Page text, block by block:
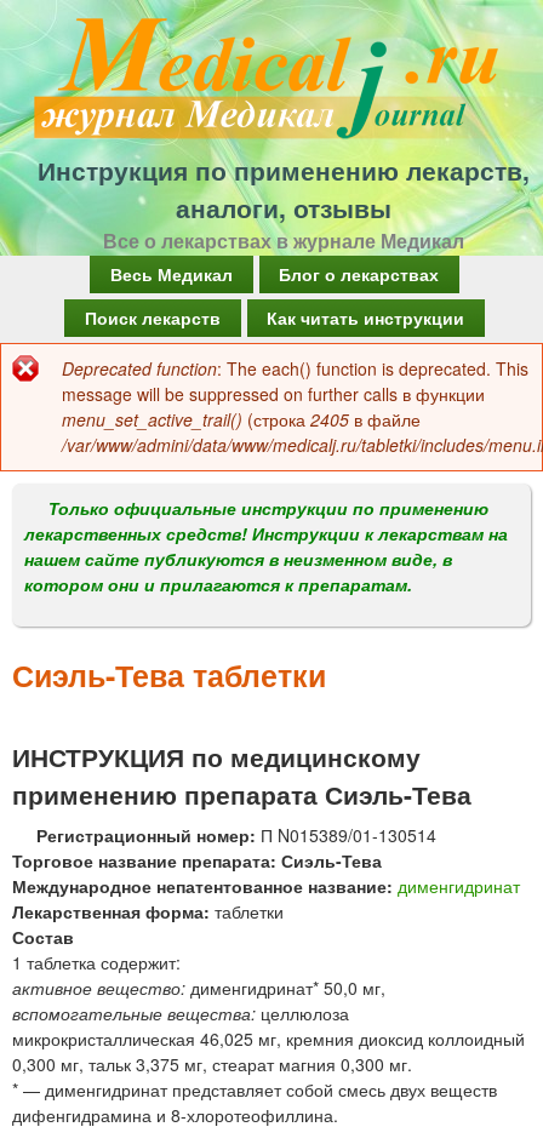
Перейти
к
основному
содержанию
Инструкция по применению лекарств,
аналоги, отзывы
Все о лекарствах в журнале Медикал
а
в
о
м
е
н
Весь Медикал
Блог о лекарствах
Поиск лекарств
Как читать инструкции
Сообщение
об
ошибке
Deprecated function: The each() function is deprecated. This
message will be suppressed on further calls в функции
menu_set_active_trail() (строка 2405 в файле
/var/www/admini/data/www/medicalj.ru/tabletki/includes/
Только официальные инструкции по применению
лекарственных средств! Инструкции к лекарствам на
нашем сайте публикуются в неизменном виде, в
котором они и прилагаются к препаратам.
Сиэль-Тева таблетки
ИНСТРУКЦИЯ по медицинскому
применению препарата Сиэль-Тева
Регистрационный номер: П N015389/01-130514
Торговое название препарата: Сиэль-Тева
Международное непатентованное название: дименгидринат
Лекарственная форма: таблетки
Состав
1 таблетка содержит:
активное вещество: дименгидринат* 50,0 мг,
вспомогательные вещества: целлюлоза
микрокристаллическая 46,025 мг, кремния диоксид коллоидный
0,300 мг, тальк 3,375 мг, стеарат магния 0,300 мг.
* — дименгидринат представляет собой смесь двух веществ
дифенгидрамина и 8-хлоротеофиллина.